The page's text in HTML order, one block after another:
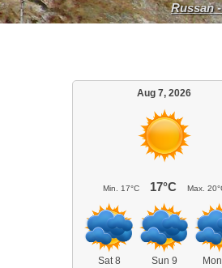
Russan
Aug 7, 2026
Min. 17°C 17°C Max.
Sat 8 Sun 9